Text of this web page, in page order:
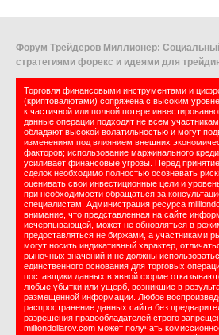
Форум Трейдеров Миллионер:
стратегиями форекс и идеями для
Торговля финансовыми инструментами и
(криптовалютами) сопряжена с высоким
к частичной или полной потере
данные операции подходят не всем
обладают высокой волатильностью и могут
изменениям под влиянием внешних
факторов; использование маржинального
усиливает финансовые угрозы. Перед
сделок необходимо полностью осознавать
оценивать свои инвестиционные цели и
при необходимости обращаться за
специалистам. Администрация ресурса
внимание, что представленная на сайте
исчерпывающей, может не обновляться в
предоставляться не биржами, а участниками
могут носить индикативный характер,
рыночных значений и не должны
единственного основания для торговых
поставщики данных в явной форме
любые убытки или ущерб, возникшие в
размещенной информации. Любое
распространение данных сайта без
разрешения правообладателей строго
milliondollarov.com может получать